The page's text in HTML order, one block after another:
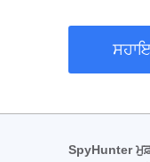
SpyHunter